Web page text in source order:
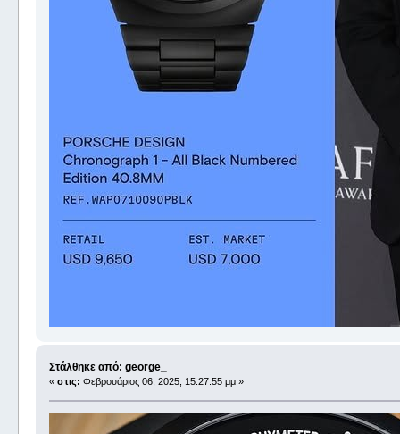
Στάλθηκε από: george_
« στις: Φεβρουάριος 06, 2025, 15:27:55 μμ »